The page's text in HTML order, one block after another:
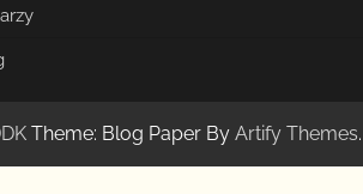
Theme: Blog Paper By Artify Themes.